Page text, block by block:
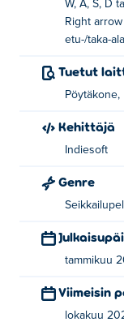
mahdollisuuksiin!
X: vaihda
Kuka loi
Fantasy Sandbox
muita pelejään
Kuinka voin
ilmaiseksi?
W, A, S, D
Right
etu-/taka-
Tuetut
Kehittäjä
Indiesoft
Genre
tammikuu
Viimeisin
lokakuu